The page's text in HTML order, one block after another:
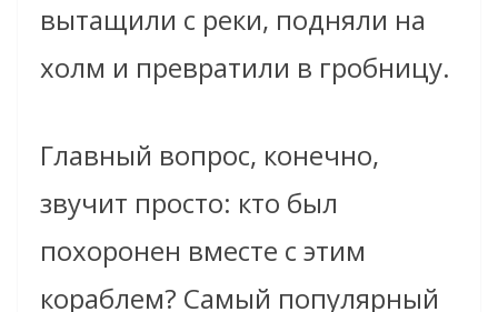
вытащили с реки, подняли на
холм и превратили в гробницу.
Главный вопрос, конечно,
звучит просто: кто был
похоронен вместе с этим
кораблем? Самый популярный